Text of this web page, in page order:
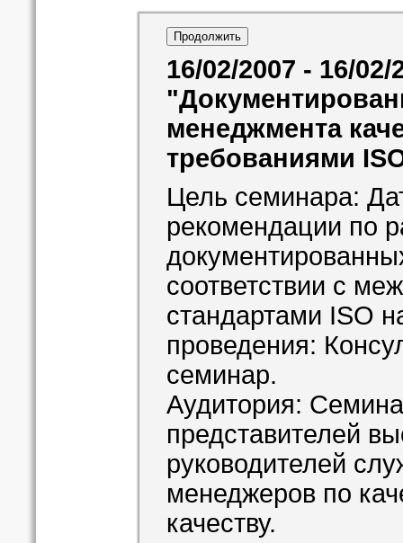
16/02/2007 - 16/02/
менеджмента
требованиями
Цель семинара:
рекомендации по
соответствии с
стандартами ISO
проведения:
семинар.
Аудитория:
представителей
руководителей
менеджеров по
качеству.